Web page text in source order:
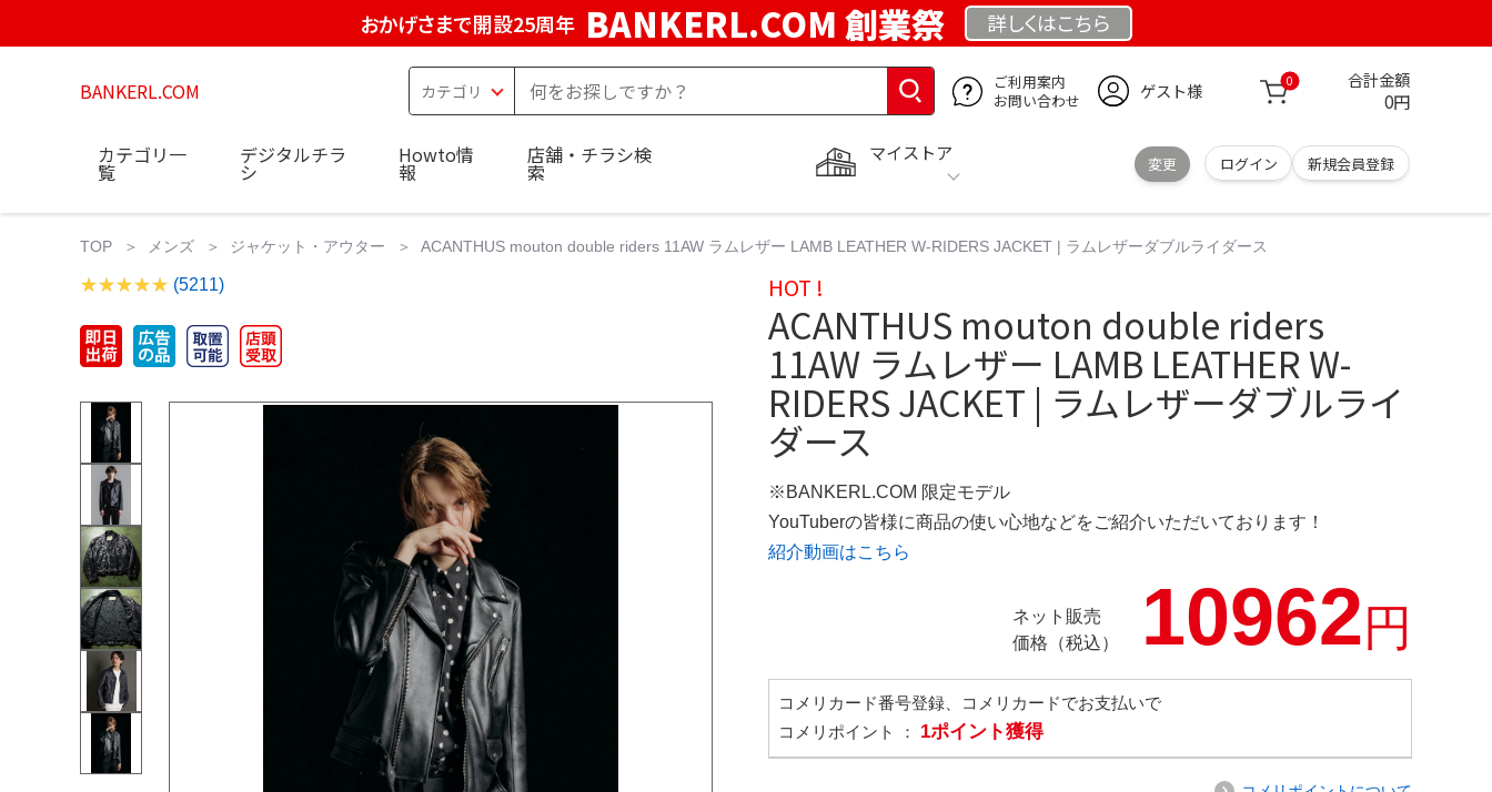
おかげさまで開設25周年 BANKERL.COM 創業祭 詳しくはこちら
BANKERL.COM
ご利用案内
お問い合わせ
ゲスト様 0 合計金額
0円
マイストア
変更 ログイン 新規会員登録
カテゴリ一
覧
デジタルチラ
シ
Howto情
報
店舗・チラシ検
索
TOP メンズ ジャケット・アウター ACANTHUS mouton double riders 11AW ラムレザー LAMB LEATHER W-RIDERS JACKET | ラムレザーダブルライダース
(5211) HOT !
ACANTHUS mouton double riders
11AW ラムレザー LAMB LEATHER W-
RIDERS JACKET | ラムレザーダブルライ
ダース
※BANKERL.COM 限定モデル
YouTuberの皆様に商品の使い心地などをご紹介いただいております！
紹介動画はこちら
ネット販売
価格（税込）
10962円
コメリカード番号登録、コメリカードでお支払いで
コメリポイント ： 1ポイント獲得